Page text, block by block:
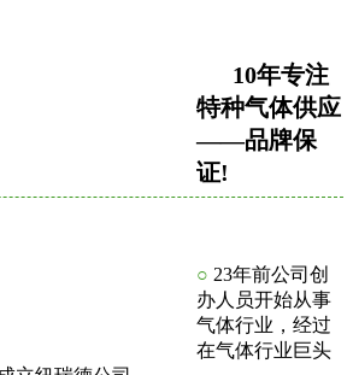
10年专注
特种气体供应
——品牌保
证!
○ 23年前公司创
办人员开始从事
气体行业，经过
在气体行业巨头